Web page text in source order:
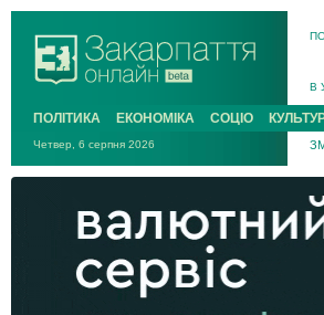
В
В
На
ПОЛІТИКА ЕКОНОМІКА СОЦІО
Четвер, 6 серпня 2026